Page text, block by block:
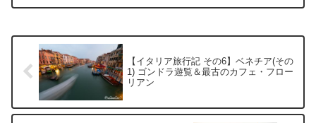
【イタリア旅行記 その6】ベネチア(その
1) ゴンドラ遊覧＆最古のカフェ・フロー
リアン